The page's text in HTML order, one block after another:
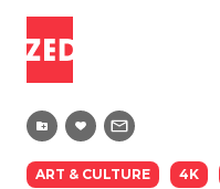
ART & CULTURE 4K